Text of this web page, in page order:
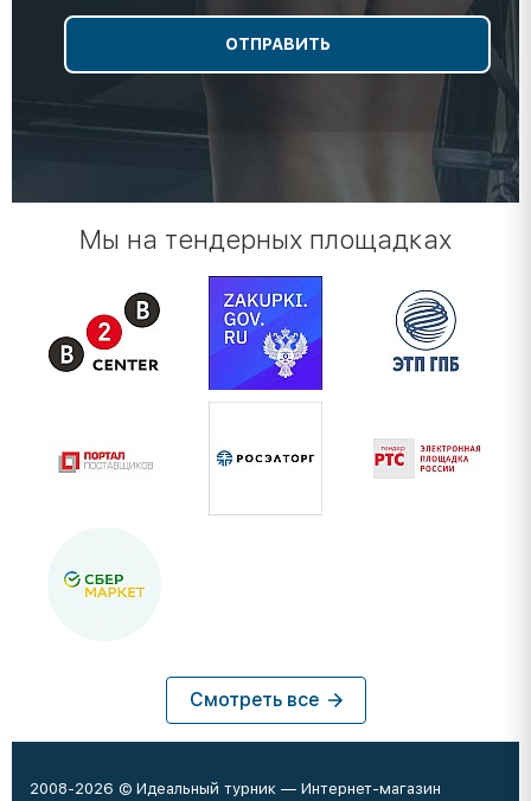
Мы на тендерных площадках
Смотреть все
2008-2026 © Идеальный турник — Интернет-магазин